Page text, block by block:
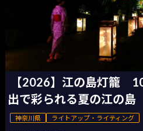
【2026】江の島灯籠
出で彩られる夏の江の島
神奈川県 ライトアップ・ライティング